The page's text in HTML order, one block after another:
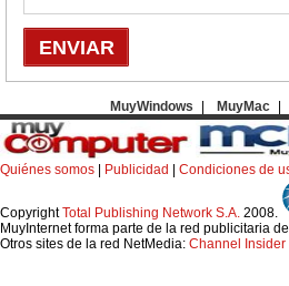
MuyWindows MuyMac
Quiénes somos Publicidad Condiciones de
CopyrightTotal Publishing Network S.A. 2008.
MuyInternet forma parte de la red publicitaria de
Otros sites de la red NetMedia: Channel Insider